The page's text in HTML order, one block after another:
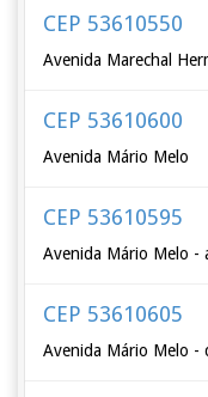
CEP 53610550
Avenida Marechal
CEP 53610600
Avenida Mário Melo
CEP 53610595
Avenida Mário Melo -
CEP 53610605
Avenida Mário Melo -